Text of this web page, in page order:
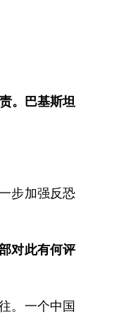
。巴基斯坦
步加强反恐
对此有何评
。一个中国